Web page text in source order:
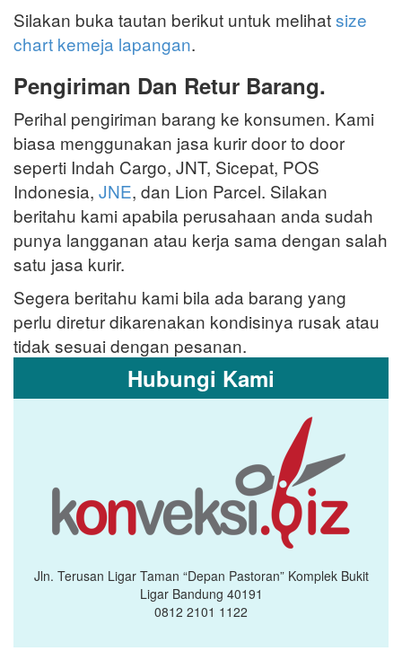
Silakan buka tautan berikut untuk melihatsize
chart kemeja lapangan.
Pengiriman Dan Retur Barang.
Perihal pengiriman barang ke konsumen. Kami
biasa menggunakan jasa kurir door to door
seperti Indah Cargo, JNT, Sicepat, POS
Indonesia, JNE, dan Lion Parcel. Silakan
beritahu kami apabila perusahaan anda sudah
punya langganan atau kerja sama dengan salah
satu jasa kurir.
Segera beritahu kami bila ada barang yang
perlu diretur dikarenakan kondisinya rusak atau
tidak sesuai dengan pesanan.
Hubungi Kami
Jln. Terusan Ligar Taman “Depan Pastoran” Komplek Bukit
Ligar Bandung 40191
0812 2101 1122